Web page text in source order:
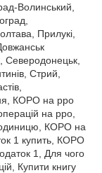
Волинський,
Прилукі,
Северодонецьк,
Стрий,
КОРО на рро
на рро,
КОРО на
1 купить, КОРО
1, Для чого
Купити книгу